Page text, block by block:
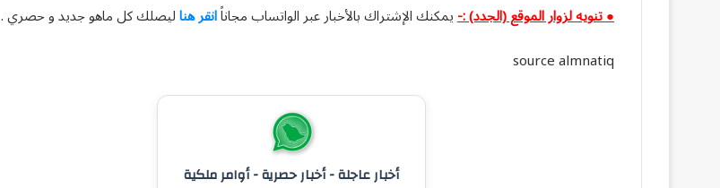
● تنويه لزوار الموقع (الجدد) :-يمكنك الإشتراك بالأخبار عبر الواتساب مجاناًانقر هناليصلك كل ماهو جديد و حصري .
source almnatiq
أخبار عاجلة - أخبار حصرية - أوامر ملكية